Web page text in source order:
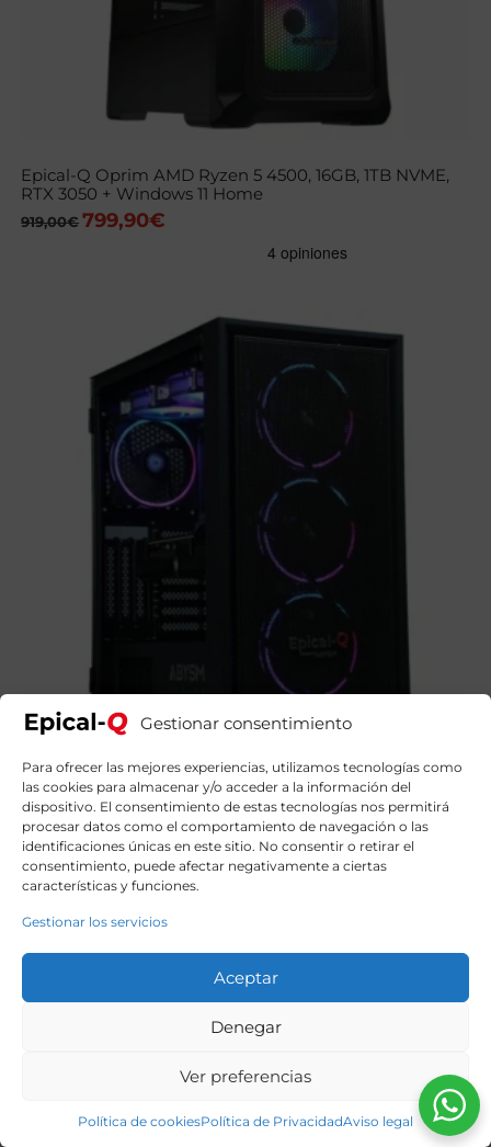
Gestionar consentimiento
Para ofrecer las mejores experiencias, utilizamos tecnologías como
las cookies para almacenar y/o acceder a la información del
dispositivo. El consentimiento de estas tecnologías nos permitirá
procesar datos como el comportamiento de navegación o las
identificaciones únicas en este sitio. No consentir o retirar el
consentimiento, puede afectar negativamente a ciertas
características y funciones.
Gestionar los servicios
Aceptar
Denegar
Ver preferencias
Política de cookiesPolítica de PrivacidadAviso legal
Epical-Q Oprim AMD Ryzen 5 4500, 16GB, 1TB NVME,
RTX 3050 + Windows 11 Home
919,00€ El
799,90€
Epical-Q Oak9 Little Lightning Intel Core i9 12900KF,
32GB, 2TB SSD, RTX 5070Ti + Windows 11 Home
2939,00€El
precio
original
era:
2559,00€El
precio
actual
es: